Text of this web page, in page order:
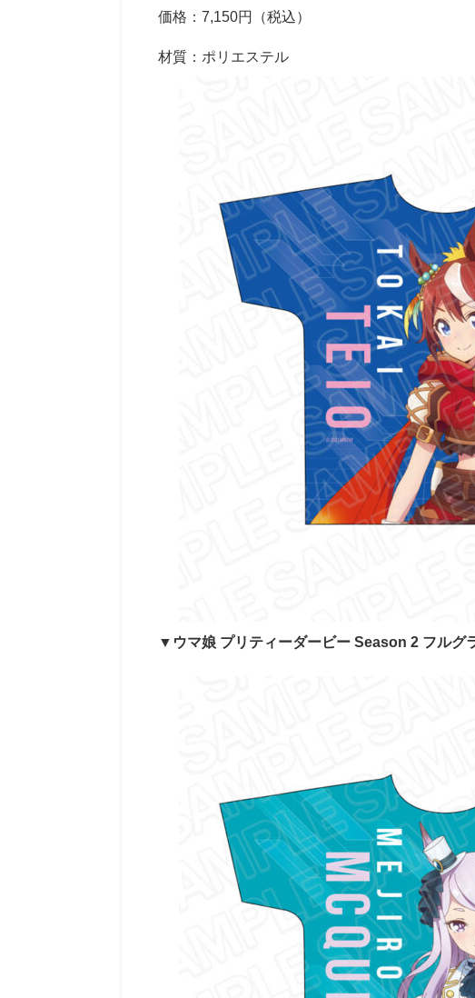
価格：7,150円（税込）
材質：ポリエステル
▼ウマ娘 プリティーダービー Season 2 フルグ